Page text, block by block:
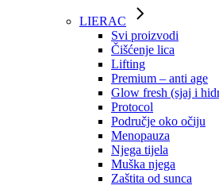
LIERAC
Svi proizvodi
Čišćenje lica
Lifting
Premium – anti age
Glow fresh (sjaj i
Protocol
Područje oko očiju
Menopauza
Njega tijela
Muška njega
Zaštita od sunca